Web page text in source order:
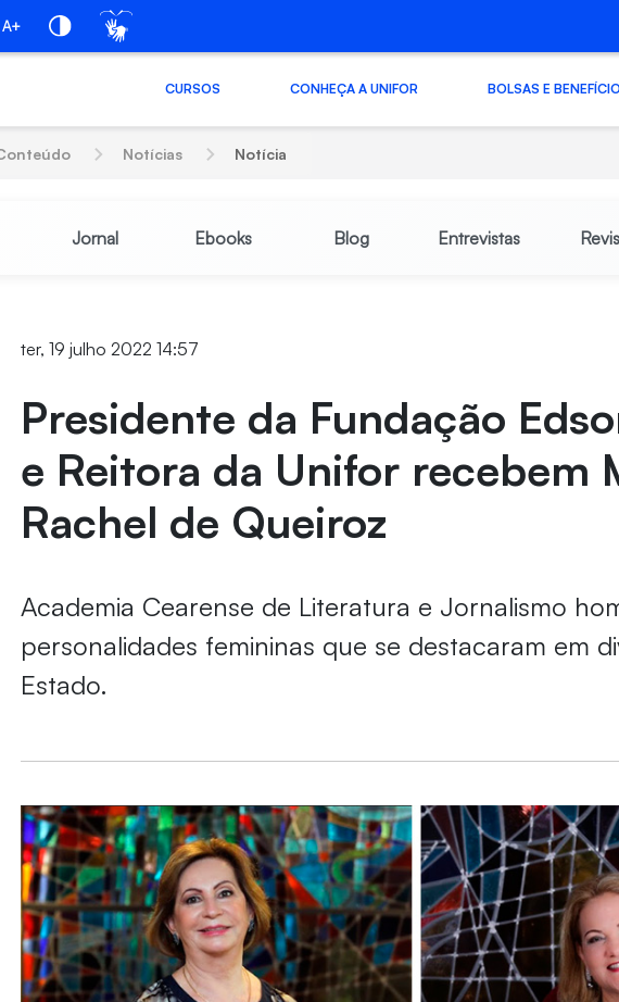
A+
CURSOS CONHEÇA A UNIFOR BOLSAS E
Notícias Notícia
Jornal Ebooks Blog Entrevistas
ter, 19 julho 2022 14:57
Presidente da Fundação
e Reitora da Unifor recebem
Rachel de Queiroz
Academia Cearense de Literatura e Jornalismo
personalidades femininas que se destacaram em
Estado.